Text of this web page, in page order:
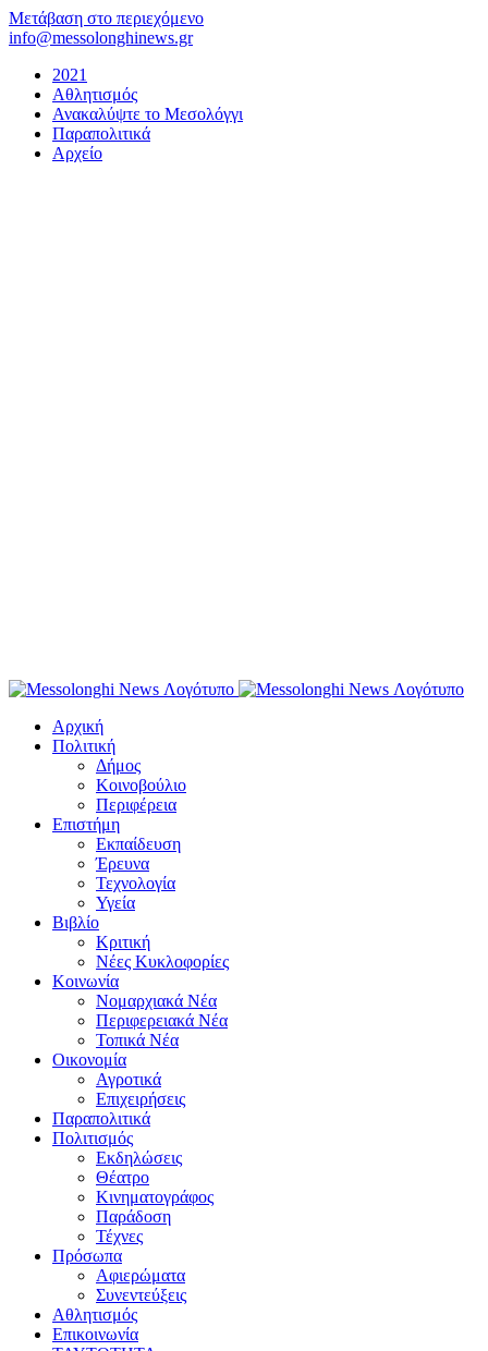
Μετάβαση στο περιεχόμενο
info@messolonghinews.gr
2021
Αθλητισμός
Ανακαλύψτε το Μεσολόγγι
Παραπολιτικά
Αρχείο
Αρχική
Πολιτική
Δήμος
Κοινοβούλιο
Περιφέρεια
Επιστήμη
Εκπαίδευση
Έρευνα
Τεχνολογία
Υγεία
Βιβλίο
Κριτική
Νέες Κυκλοφορίες
Κοινωνία
Νομαρχιακά Νέα
Περιφερειακά Νέα
Τοπικά Νέα
Οικονομία
Αγροτικά
Επιχειρήσεις
Παραπολιτικά
Πολιτισμός
Εκδηλώσεις
Θέατρο
Κινηματογράφος
Παράδοση
Τέχνες
Πρόσωπα
Αφιερώματα
Συνεντεύξεις
Αθλητισμός
Επικοινωνία